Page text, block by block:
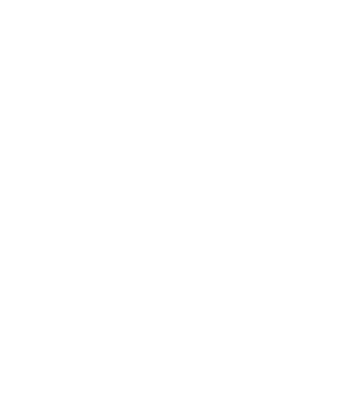
V torek, 1. avgusta, je potekal 6.
organizaciji Splošne knjižnice